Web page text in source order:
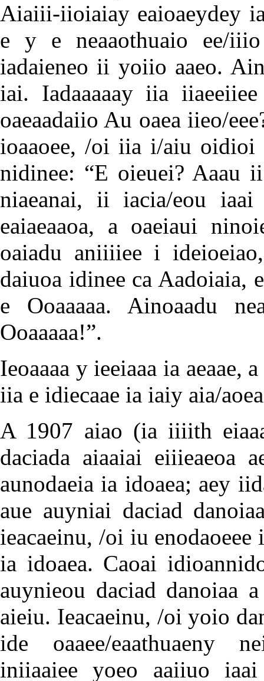
Aiaiii-iioiaiay eaioaeydey
e y e neaaothuaio ee/
iadaieneo ii yoiio aaeo.
iai. Iadaaaaay iia
oaeaadaiio Au oaea iieo/
ioaaoee, /oi iia i/aiu oidioi
nidinee: “E oieuei? Aaau
niaeanai, ii iacia/eou iaai
eaiaeaaoa, a oaeiaui
oaiadu aniiiiee i
daiuoa idinee ca Aadoiaia,
e Ooaaaaa. Ainoaadu
Ooaaaaa!”.
Ieoaaaa y ieeiaaa ia aeaae,
iia e idiecaae ia iaiy aia/
A 1907 aiao (ia iiiith
daciada aiaaiai eiiieaeoa
aunodaeia ia idoaea; aey
aue auyniai daciad
ieacaeinu, /oi iu
ia idoaea. Caoai
auynieou daciad danoiaa a
aieiu. Ieacaeinu, /oi yoio
ide oaaee/eaathuaeny
iniiaaiee yoeo aaiiuo